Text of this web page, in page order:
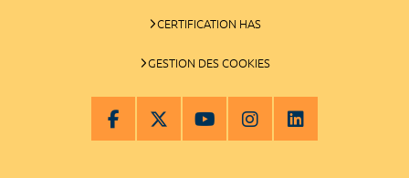
CERTIFICATION HAS
GESTION DES COOKIES